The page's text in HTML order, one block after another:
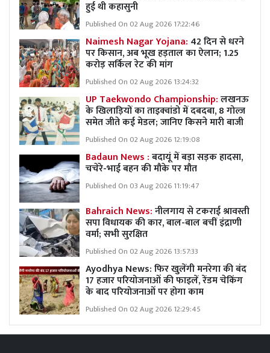
हुई थी कहासुनी
Published On 02 Aug 2026 17:22:46
Naimesh Nagar Yojana: 42 दिन से धरने
पर किसान, अब भूख हड़ताल का ऐलान; 1.25
करोड़ सर्किल रेट की मांग
Published On 02 Aug 2026 13:24:32
UP Taekwondo Championship:लखनऊ
के खिलाड़ियों का ताइक्वांडो में दबदबा, 8 गोल्ज
समेत जीते कई मेडल; जानिए किसने मारी बाजी
Published On 02 Aug 2026 12:19:08
Badaun News :बदायूं में बड़ा सड़क हादसा,
चचेरे-भाई बहन की मौके पर मौत
Published On 03 Aug 2026 11:19:47
Bahraich News:नीलगाय से टकराई श्रावस्ती
सपा विधायक की कार, बाल-बाल बचीं इंद्राणी
वर्मा; सभी सुरक्षित
Published On 02 Aug 2026 13:57:33
Ayodhya News: फिर खुलेंगी मनरेगा की बंद
17 हजार परियोजनाओं की फाइलें, रेंडम चेकिंग
के बाद परियोजनाओं पर होगा काम
Published On 02 Aug 2026 12:29:45